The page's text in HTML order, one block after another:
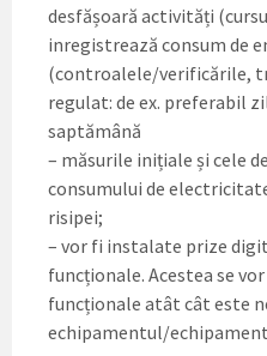
desfășoară activități
inregistrează consum de
(controalele/verificările,
regulat: de ex. preferabil
saptămână
– măsurile inițiale și cele
consumului de
risipei;
– vor fi instalate prize
funcționale. Acestea se
funcționale atât cât este
echipamentul/